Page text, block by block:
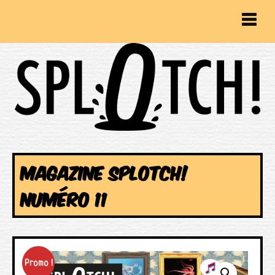
MAGAZINE SPLOTCH!
NUMÉRO 11
Promo !